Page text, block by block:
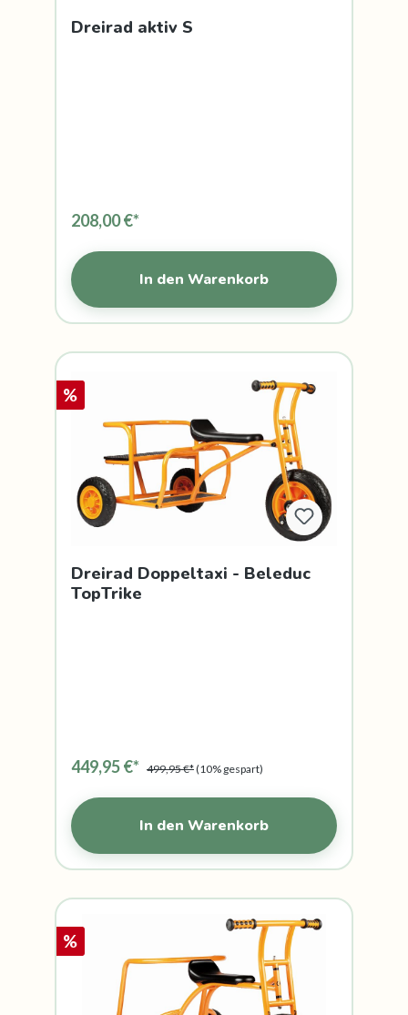
Dreirad aktiv S
208,00 €*
In den Warenkorb
%
Dreirad Doppeltaxi - Beleduc
TopTrike
449,95 €* 499,95 €*(10% gespart)
In den Warenkorb
%